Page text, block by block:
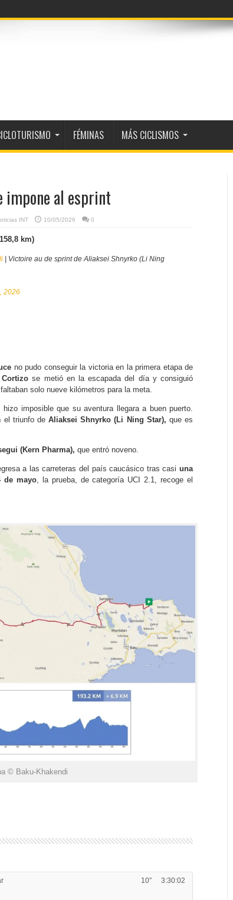
FÉMINAS MÁS CICLISMOS
impone al esprint
INT 10/05/2026 0
km)
| Victoire au de sprint de Aliaksei Shnyrko (Li Ning
2026
no pudo conseguir la victoria en la primera etapa de
Cortizo se metió en la escapada del día y consiguió
solo nueve kilómetros para la meta.
imposible que su aventura llegara a buen puerto.
el triunfo de Aliaksei Shnyrko (Li Ning Star), que es
(Kern Pharma), que entró noveno.
a las carreteras del país caucásico tras casiuna
de mayo, la prueba, de categoría UCI 2.1, recoge el
© Baku-Khakendi
10″ 3:30:02